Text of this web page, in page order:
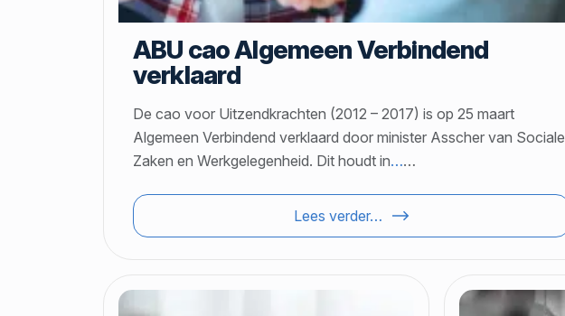
ABU cao Algemeen Verbindend
verklaard
De cao voor Uitzendkrachten (2012 – 2017) is op 25 maart
Algemeen Verbindend verklaard door minister Asscher van Sociale
Zaken en Werkgelegenheid. Dit houdt in……
Lees verder…